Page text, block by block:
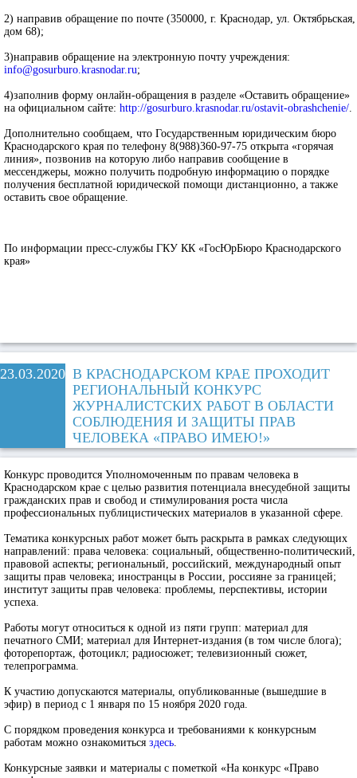
2) направив обращение по почте (350000, г. Краснодар, ул. Октябрьская,
дом 68);
3)направив обращение на электронную почту учреждения:
info@gosurburo.krasnodar.ru;
4)заполнив форму онлайн-обращения в разделе «Оставить обращение»
на официальном сайте: http://gosurburo.krasnodar.ru/ostavit-obrashchenie/.
Дополнительно сообщаем, что Государственным юридическим бюро
Краснодарского края по телефону 8(988)360-97-75 открыта «горячая
линия», позвонив на которую либо направив сообщение в
мессенджеры, можно получить подробную информацию о порядке
получения бесплатной юридической помощи дистанционно, а также
оставить свое обращение.
По информации пресс-службы ГКУ КК «ГосЮрБюро Краснодарского
края»
23.03.2020 В КРАСНОДАРСКОМ КРАЕ ПРОХОДИТ
РЕГИОНАЛЬНЫЙ КОНКУРС
ЖУРНАЛИСТСКИХ РАБОТ В ОБЛАСТИ
СОБЛЮДЕНИЯ И ЗАЩИТЫ ПРАВ
ЧЕЛОВЕКА «ПРАВО ИМЕЮ!»
Конкурс проводится Уполномоченным по правам человека в
Краснодарском крае с целью развития потенциала внесудебной защиты
гражданских прав и свобод и стимулирования роста числа
профессиональных публицистических материалов в указанной сфере.
Тематика конкурсных работ может быть раскрыта в рамках следующих
направлений: права человека: социальный, общественно-политический,
правовой аспекты; региональный, российский, международный опыт
защиты прав человека; иностранцы в России, россияне за границей;
институт защиты прав человека: проблемы, перспективы, истории
успеха.
Работы могут относиться к одной из пяти групп: материал для
печатного СМИ; материал для Интернет-издания (в том числе блога);
фоторепортаж, фотоцикл; радиосюжет; телевизионный сюжет,
телепрограмма.
К участию допускаются материалы, опубликованные (вышедшие в
эфир) в период с 1 января по 15 ноября 2020 года.
С порядком проведения конкурса и требованиями к конкурсным
работам можно ознакомиться здесь.
Конкурсные заявки и материалы с пометкой «На конкурс «Право